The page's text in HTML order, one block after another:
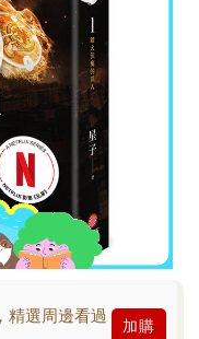
精選周邊看過
加購